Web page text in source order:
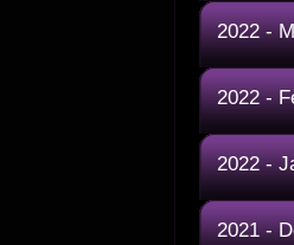
2022 -
2022 -
2022 -
2021 -